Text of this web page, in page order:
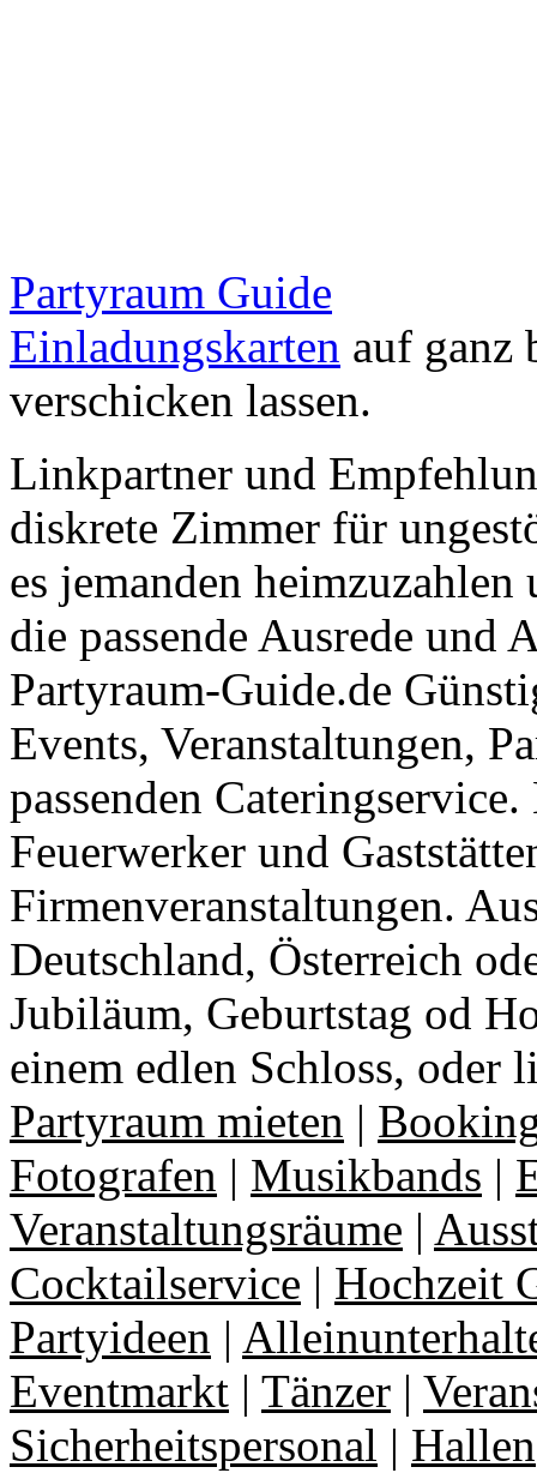
Partyraum Guide
Einladungskarten auf ganz
verschicken lassen.
Linkpartner und
diskrete Zimmer für
es jemanden
die passende Ausrede und
Partyraum-Guide.de
Events, Veranstaltungen,
passenden
Feuerwerker und
Firmenveranstaltungen.
Deutschland, Österreich
Jubiläum, Geburtstag od
einem edlen Schloss, oder
Partyraum mieten |
Fotografen | Musikbands |
Veranstaltungsräume |
Cocktailservice | Hochzeit
Partyideen |
Eventmarkt | Tänzer |
Sicherheitspersonal | Hallen